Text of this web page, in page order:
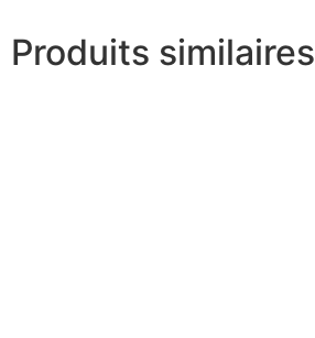
Produits similaires